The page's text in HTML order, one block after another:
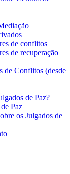
de conflitos
de recuperação
de Conflitos (desde
de Paz?
Paz
os Julgados de